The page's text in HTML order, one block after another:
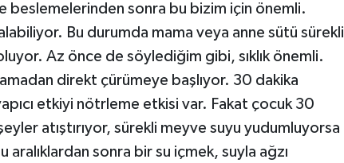
beslemelerinden sonra bu bizim için önemli.
Bu durumda mama veya anne sütü sürekli
Az önce de söylediğim gibi, sıklık önemli.
direkt çürümeye başlıyor. 30 dakika
etkiyi nötrleme etkisi var. Fakat çocuk 30
atıştırıyor, sürekli meyve suyu yudumluyorsa
sonra bir su içmek, suyla ağzı